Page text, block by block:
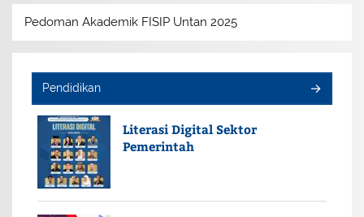
Pedoman Akademik FISIP Untan 2025
Pendidikan
Literasi Digital Sektor
Pemerintah